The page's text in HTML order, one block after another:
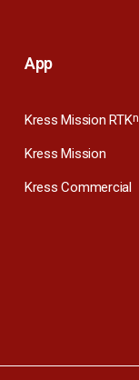
App
Kress Mission RTKn
Kress Mission
Kress Commercial